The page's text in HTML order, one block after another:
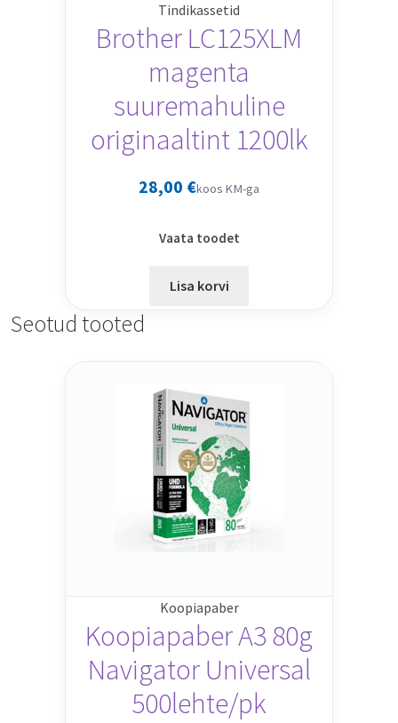
Tindikassetid
Brother LC125XLM
magenta
suuremahuline
originaaltint 1200lk
28,00 €koos KM-ga
Vaata toodet
Lisa korvi
Seotud tooted
Koopiapaber
Koopiapaber A3 80g
Navigator Universal
500lehte/pk